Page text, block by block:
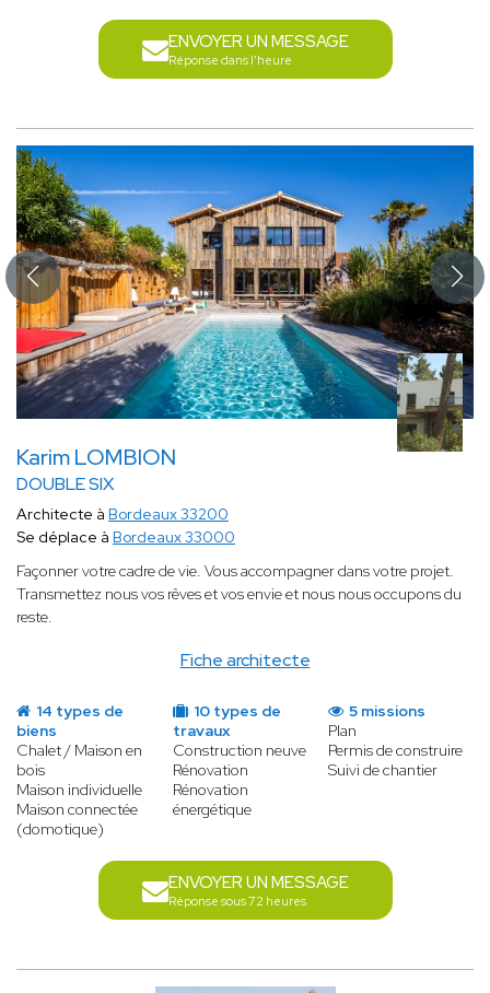
ENVOYER UN MESSAGE
Réponse dans l'heure
Karim LOMBION
DOUBLE SIX
Fiche architecte
Architecte à Bordeaux 33200
Se déplace à Bordeaux 33000
Façonner votre cadre de vie. Vous accompagner dans votre projet.
Transmettez nous vos rêves et vos envie et nous nous occupons du
reste.
14 types de
biens
Chalet / Maison en
bois
Maison individuelle
Maison connectée
(domotique)
10 types de
travaux
Construction neuve
Rénovation
Rénovation
énergétique
5 missions
Plan
Permis de construire
Suivi de chantier
ENVOYER UN MESSAGE
Réponse sous 72 heures